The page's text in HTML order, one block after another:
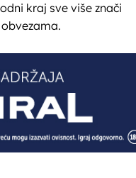
kraj sve više znači